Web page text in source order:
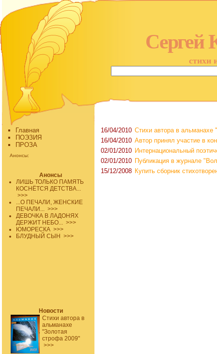
Сергей
стихи
Главная
ПОЭЗИЯ
ПРОЗА
Анонсы:
Анонсы
ЛИШЬ ТОЛЬКО ПАМЯТЬ
КОСНЁТСЯ ДЕТСТВА...
>>>
...О ПЕЧАЛИ, ЖЕНСКИЕ
ПЕЧАЛИ... >>>
ДЕВОЧКА В ЛАДОНЯХ
ДЕРЖИТ НЕБО... >>>
ЮМОРЕСКА >>>
БЛУДНЫЙ СЫН >>>
Новости
Стихи автора в
альманахе
"Золотая
строфа 2009"
>>>
16/04/2010 Стихи автора в альманахе
16/04/2010 Автор принял участие в
02/01/2010 Интернациональный
02/01/2010 Публикация в журнале
15/12/2008 Купить сборник